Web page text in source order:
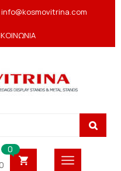
info@kosmovitrina.com
0